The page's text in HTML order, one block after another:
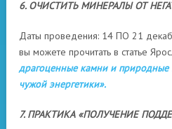
6. ОЧИСТИТЬ МИНЕРАЛЫ ОТ
Даты проведения: 14 ПО 21
вы можете прочитать в статье
драгоценные камни и природные
чужой энергетики».
7. ПРАКТИКА «ПОЛУЧЕНИЕ